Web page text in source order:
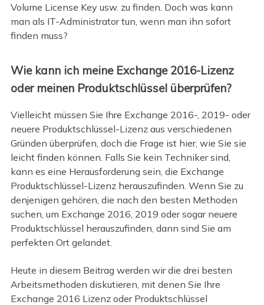
Volume License Key usw. zu finden. Doch was kann
man als IT-Administrator tun, wenn man ihn sofort
finden muss?
Wie kann ich meine Exchange 2016-Lizenz
oder meinen Produktschlüssel überprüfen?
Vielleicht müssen Sie Ihre Exchange 2016-, 2019- oder
neuere Produktschlüssel-Lizenz aus verschiedenen
Gründen überprüfen, doch die Frage ist hier, wie Sie sie
leicht finden können. Falls Sie kein Techniker sind,
kann es eine Herausforderung sein, die Exchange
Produktschlüssel-Lizenz herauszufinden. Wenn Sie zu
denjenigen gehören, die nach den besten Methoden
suchen, um Exchange 2016, 2019 oder sogar neuere
Produktschlüssel herauszufinden, dann sind Sie am
perfekten Ort gelandet.
Heute in diesem Beitrag werden wir die drei besten
Arbeitsmethoden diskutieren, mit denen Sie Ihre
Exchange 2016 Lizenz oder Produktschlüssel